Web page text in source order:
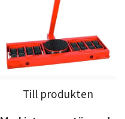
Till produkten